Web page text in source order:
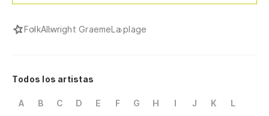
FolkAllwright GraemeLa plage
Todos los artistas
A B C D E F G H I J K
L